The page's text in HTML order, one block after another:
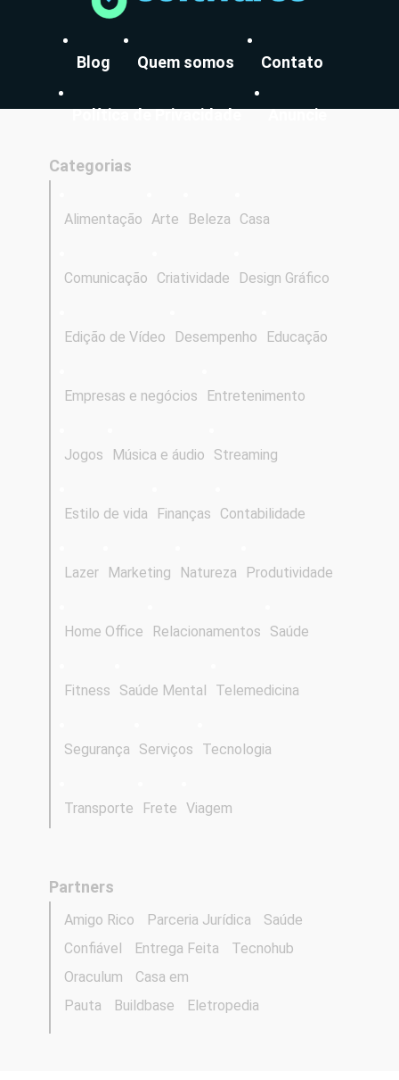
Blog Quem somos Contato
Política de Privacidade Anuncie
Categorias
Alimentação Arte Beleza Casa
Comunicação Criatividade Design Gráfico
Edição de Vídeo Desempenho Educação
Empresas e negócios Entretenimento
Jogos Música e áudio Streaming
Estilo de vida Finanças Contabilidade
Lazer Marketing Natureza Produtividade
Home Office Relacionamentos Saúde
Fitness Saúde Mental Telemedicina
Segurança Serviços Tecnologia
Transporte Frete Viagem
Partners
Amigo Rico Parceria Jurídica
Saúde
Confiável
Entrega Feita
Tecnohub
Oraculum
Casa em
Pauta
Buildbase Eletropedia